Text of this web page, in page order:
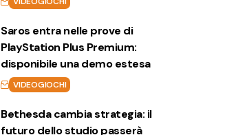
Saros entra nelle prove di
PlayStation Plus Premium:
disponibile una demo estesa
VIDEOGIOCHI
Bethesda cambia strategia: il
futuro dello studio passerà